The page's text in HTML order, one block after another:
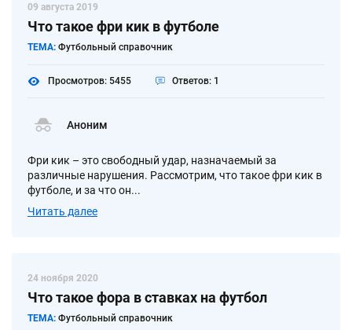
09 августа 2019
Что такое фри кик в футболе
ТЕМА: Футбольный справочник
Просмотров: 5455 Ответов: 1
Аноним
Фри кик – это свободный удар, назначаемый за
различные нарушения. Рассмотрим, что такое фри кик в
футболе, и за что он...
Читать далее
24 ноября 2020
Что такое фора в ставках на футбол
ТЕМА: Футбольный справочник